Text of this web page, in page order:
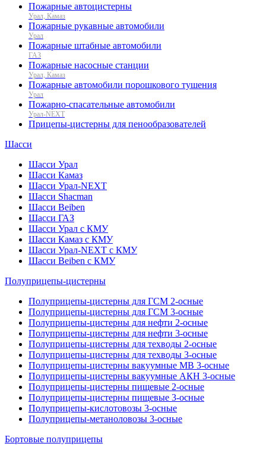
Пожарные автоцистерны
Урал, Камаз
Пожарные рукавные автомобили
Урал
Пожарные штабные автомобили
ГАЗ
Пожарные насосные станции
Урал, Камаз
Пожарные автомобили порошкового тушения
Урал
Пожарно-спасательные автомобили
Урал-NEXT
Прицепы-цистерны для пенообразователей
Шасси
Шасси Урал
Шасси Камаз
Шасси Урал-NEXT
Шасси Shacman
Шасси Beiben
Шасси ГАЗ
Шасси Урал с КМУ
Шасси Камаз с КМУ
Шасси Урал-NEXT с КМУ
Шасси Beiben с КМУ
Полуприцепы-цистерны
Полуприцепы-цистерны для ГСМ 2-осные
Полуприцепы-цистерны для ГСМ 3-осные
Полуприцепы-цистерны для нефти 2-осные
Полуприцепы-цистерны для нефти 3-осные
Полуприцепы-цистерны для техводы 2-осные
Полуприцепы-цистерны для техводы 3-осные
Полуприцепы-цистерны вакуумные МВ 3-осные
Полуприцепы-цистерны вакуумные АКН 3-осные
Полуприцепы-цистерны пищевые 2-осные
Полуприцепы-цистерны пищевые 3-осные
Полуприцепы-кислотовозы 3-осные
Полуприцепы-метаноловозы 3-осные
Бортовые полуприцепы